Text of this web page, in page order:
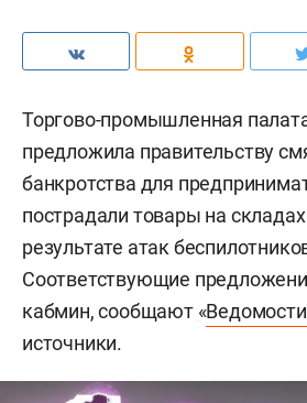
Торгово-промышленная
предложила правительству
банкротства для
пострадали товары на
результате атак
Соответствующие
кабмин, сообщают «Ведомости
источники.